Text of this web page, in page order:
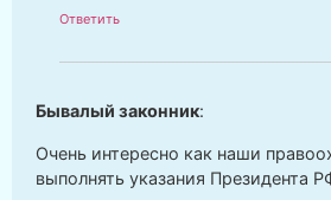
Ответить
Бывалый законник:
Очень интересно как наши
выполнять указания Президента